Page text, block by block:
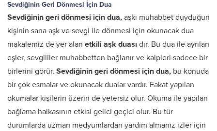
Sevdiğinin Geri Dönmesi İçin Dua
Sevdiğinin geri dönmesi için dua, aşkı muhabbet duyduğun
kişinin sana aşk ve sevgi ile dönmesi için okunacak dua
makalemiz de yer alan etkili aşk duası dır. Bu dua ile ayrılan
eşler, sevgililer muhabbetten bağlanır ve kalpleri sadece bir
birlerini görür. Sevdiğinin geri dönmesi için dua, bu konuda
bir çok esmalar ve okunacak dualar vardır. Fakat yapılan
okumalar kişilerin üzerin de yetersiz olur. Okuma ile yapılan
bağlama halkasının etkisi gelici geçici olur. Bu tür
durumlarda uzman medyumlardan yardım almanız izler için